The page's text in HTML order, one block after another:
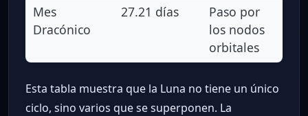
Mes
Dracónico
27.21 días
Paso por
los nodos
orbitales
Esta tabla muestra que la Luna no tiene un único
ciclo, sino varios que se superponen. La